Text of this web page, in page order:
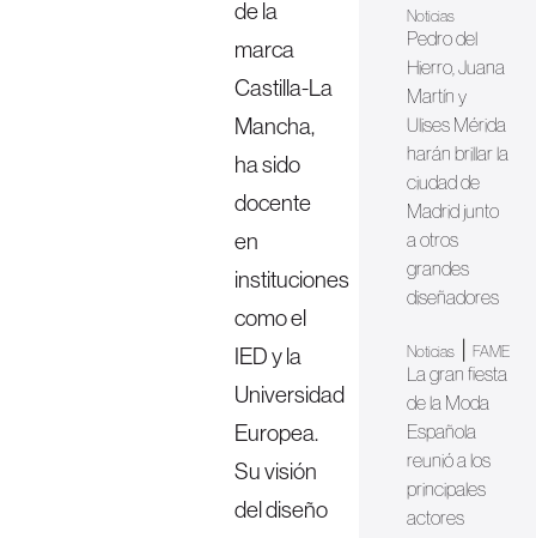
de la
marca
Castilla-La
Mancha,
ha sido
docente
en
instituciones
como el
IED y la
Universidad
Europea.
Su visión
del diseño
Noticias
Pedro del
Hierro, Juana
Martín y
Ulises Mérida
harán brillar la
ciudad de
Madrid junto
a otros
grandes
diseñadores
Noticias |FAME
La gran fiesta
de la Moda
Española
reunió a los
principales
actores